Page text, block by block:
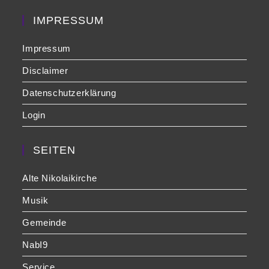
IMPRESSUM
Impressum
Disclaimer
Datenschutzerklärung
Login
SEITEN
Alte Nikolaikirche
Musik
Gemeinde
NabI9
Service